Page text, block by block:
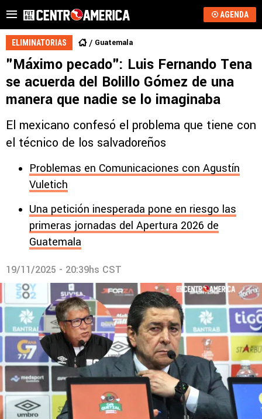
AGENDA
ELIMINATORIAS Guatemala
"Máximo pecado": Luis Fernando Tena
se acuerda del Bolillo Gómez de una
manera que nadie se lo imaginaba
El mexicano confesó el problema que tiene con
el técnico de los salvadoreños
Problemas en Comunicaciones con Agustín
Vuletich
Una petición inesperada pone en riesgo las
primeras jornadas del Apertura 2026 de
Guatemala
19/11/2025 - 20:39hs CST